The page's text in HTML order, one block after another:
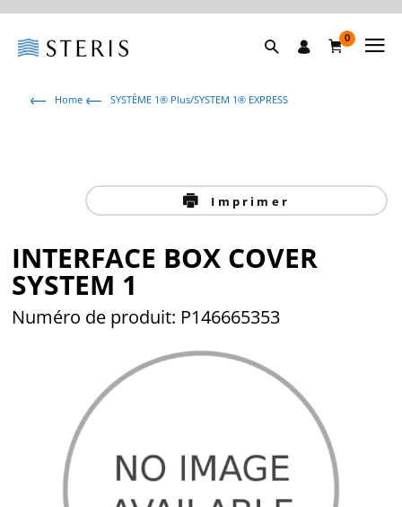
0
Home SYSTÈME 1® Plus/SYSTEM 1® EXPRESS
Imprimer
INTERFACE BOX COVER
SYSTEM 1
Numéro de produit: P146665353